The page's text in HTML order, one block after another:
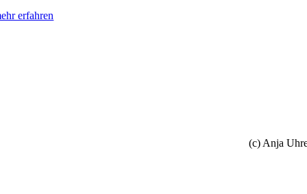
erfahren
(c) Anja